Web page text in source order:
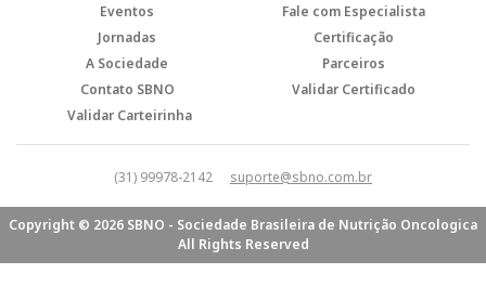
Eventos
Fale com Especialista
Jornadas
Certificação
A Sociedade
Parceiros
Contato SBNO
Validar Certificado
Validar Carteirinha
(31) 99978-2142 suporte@sbno.com.br
Copyright © 2026 SBNO - Sociedade Brasileira de Nutrição Oncologica
All Rights Reserved